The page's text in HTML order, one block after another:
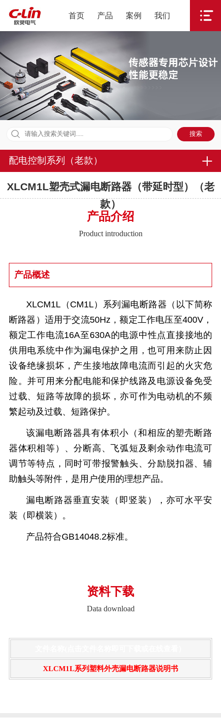
首页 产品 案例 我们
配电控制系列（老款）
XLCM1L塑壳式漏电断路器（带延时型）（老
款）
产品介绍
Product introduction
产品概述
XLCM1L（CM1L）系列漏电断路器（以下简称
断路器）适用于交流50Hz，额定工作电压至400V，
额定工作电流16A至630A的电源中性点直接接地的
供用电系统中作为漏电保护之用，也可用来防止因
设备绝缘损坏，产生接地故障电流而引起的火灾危
险。并可用来分配电能和保护线路及电源设备免受
过载、短路等故障的损坏，亦可作为电动机的不频
繁起动及过载、短路保护。
该漏电断路器具有体积小（和相应的塑壳断路
器体积相等）、分断高、飞弧短及剩余动作电流可
调节等特点，同时可带报警触头、分励脱扣器、辅
助触头等附件，是用户使用的理想产品。
漏电断路器垂直安装（即竖装），亦可水平安
装（即横装）。
产品符合GB14048.2标准。
资料下载
Data download
XLCM1L系列塑料外壳漏电断路器说明书